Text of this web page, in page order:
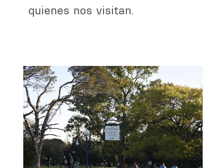
quienes nos visitan.